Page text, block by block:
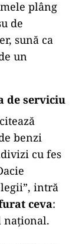
plâng
de
sună ca
un
de serviciu
benzi
cu fes
intră
ceva:
național.